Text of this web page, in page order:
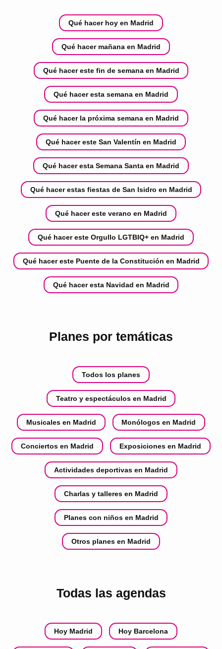
Qué hacer hoy en Madrid
Qué hacer mañana en Madrid
Qué hacer este fin de semana en Madrid
Qué hacer esta semana en Madrid
Qué hacer la próxima semana en Madrid
Qué hacer este San Valentín en Madrid
Qué hacer esta Semana Santa en Madrid
Qué hacer estas fiestas de San Isidro en Madrid
Qué hacer este verano en Madrid
Qué hacer este Orgullo LGTBIQ+ en Madrid
Qué hacer este Puente de la Constitución en Madrid
Qué hacer esta Navidad en Madrid
Planes por temáticas
Todos los planes
Teatro y espectáculos en Madrid
Musicales en Madrid Monólogos en Madrid
Conciertos en Madrid Exposiciones en Madrid
Actividades deportivas en Madrid
Charlas y talleres en Madrid
Planes con niños en Madrid
Otros planes en Madrid
Todas las agendas
Hoy Madrid Hoy Barcelona